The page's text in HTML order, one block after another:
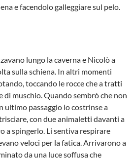
e facendolo galleggiare sul pelo.
lungo la caverna e Nicolò a
sulla schiena. In altri momenti
toccando le rocce che a tratti
di muschio. Quando sembrò che non
ultimo passaggio lo costrinse a
con due animaletti davanti a
a spingerlo. Li sentiva respirare
veloci per la fatica. Arrivarono a
da una luce soffusa che